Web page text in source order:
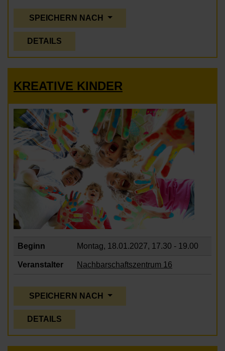
SPEICHERN NACH
DETAILS
KREATIVE KINDER
Beginn Montag, 18.01.2027, 17.30 - 19.00
Veranstalter Nachbarschaftszentrum 16
SPEICHERN NACH
DETAILS